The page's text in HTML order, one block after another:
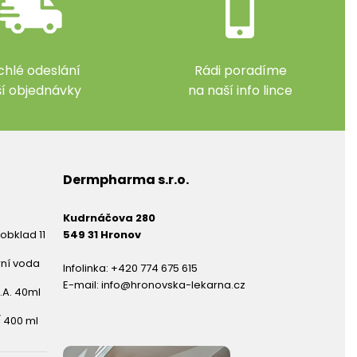
odeslání
objednávky
Rádi poradíme
na naší info lince
11
voda
40ml
400 ml
Dermpharma s.r.o.
Kudrnáčova 280
549 31 Hronov
Infolinka: +420 774 675 615
E-mail: info@hronovska-lekarna.cz